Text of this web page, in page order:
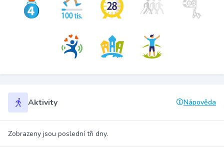
Aktivity Nápověda
Zobrazeny jsou poslední tři dny.